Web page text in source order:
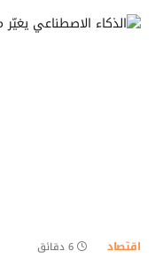
اقتصاد 6 دقائق